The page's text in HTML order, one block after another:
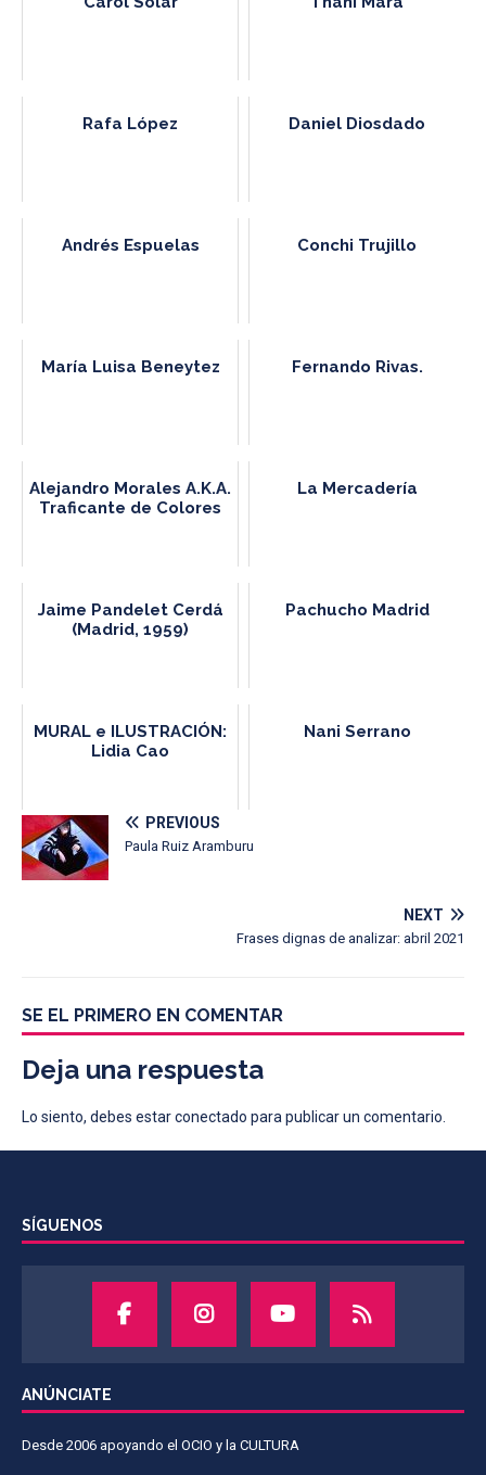
Rafa López Daniel Diosdado
Andrés Espuelas Conchi Trujillo
María Luisa Beneytez Fernando Rivas.
Alejandro Morales A.K.A.
Traficante de Colores
La Mercadería
Jaime Pandelet Cerdá
(Madrid, 1959)
Pachucho Madrid
MURAL e ILUSTRACIÓN:
Lidia Cao
Nani Serrano
PREVIOUS
Paula Ruiz Aramburu
NEXT
Frases dignas de analizar: abril 2021
SE EL PRIMERO EN COMENTAR
Deja una respuesta
Lo siento, debes estarconectado para publicar un comentario.
SÍGUENOS
ANÚNCIATE
Desde 2006 apoyando el OCIO y la CULTURA